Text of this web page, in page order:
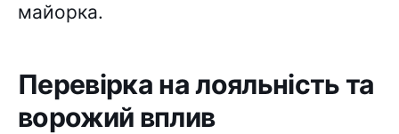
майорка.
Перевірка на лояльність та
ворожий вплив